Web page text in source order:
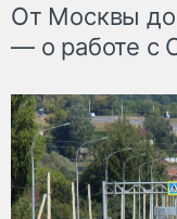
От Москвы до
— о работе с